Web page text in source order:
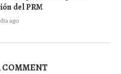
del PRM
ago
COMMENT